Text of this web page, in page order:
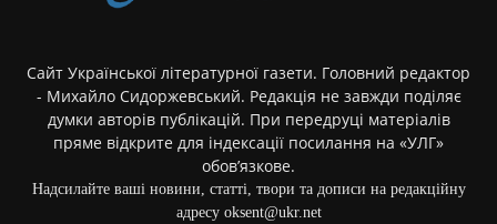
Сайт Української літературної газети. Головний редактор
- Михайло Сидоржевський. Редакція не завжди поділяє
думки авторів публікацій. При передруці матеріалів
пряме відкрите для індексації посилання на «УЛГ»
обов’язкове.
Надсилайте ваші новини, статті, твори та дописи на редакційну
адресу oksent@ukr.net